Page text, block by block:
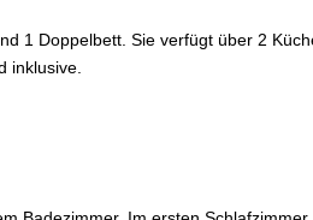
1 Doppelbett. Sie verfügt über 2
inklusive.